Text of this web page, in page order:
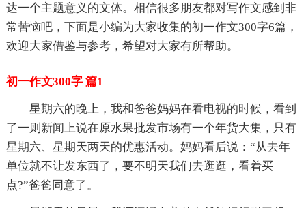
达一个主题意义的文体。相信很多朋友都对写作文感到非
常苦恼吧，下面是小编为大家收集的初一作文300字6篇，
欢迎大家借鉴与参考，希望对大家有所帮助。
初一作文300字 篇1
星期六的晚上，我和爸爸妈妈在看电视的时候，看到
了一则新闻上说在原水果批发市场有一个年货大集，只有
星期六、星期天两天的优惠活动。妈妈看后说：“从去年
单位就不让发东西了，要不明天我们去逛逛，看着买
点?”爸爸同意了。